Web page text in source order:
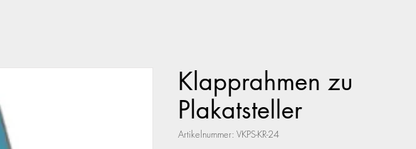
Klapprahmen zu
Plakatsteller
Artikelnummer: VKPS-KR-24